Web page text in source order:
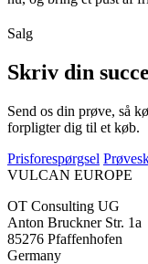
Salg
Skriv din
Send os din prøve, så
forpligter dig til et køb.
Prisforespørgsel
VULCAN EUROPE
OT Consulting UG
Anton Bruckner Str. 1a
85276 Pfaffenhofen
Germany